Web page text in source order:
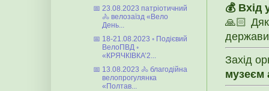
💰 Вхід
🙏🏻
держави
Захід
музеєм
📅 23.08.2023 патріотичний
🚴 велозаїзд «Вело
День...
📅 18-21.08.2023 ◦ Подієвий
ВелоПВД ◦
«КРЯЧКІВКА’2...
📅 13.08.2023 🚴 благодійна
велопрогулянка
«Полтав...